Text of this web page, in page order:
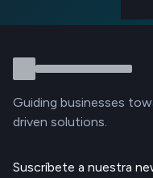
Guiding businesses
driven solutions.
Suscríbete a nuestra